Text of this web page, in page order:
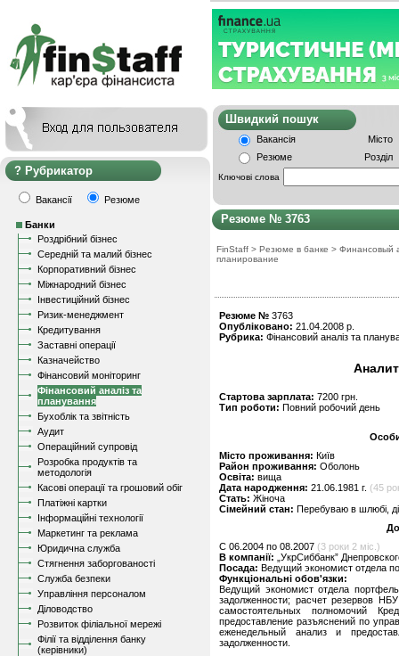
Рубрикатор
Вакансії Резюме
Банки
Роздрібний бізнес
Середній та малий бізнес
Корпоративний бізнес
Міжнародний бізнес
Інвестиційний бізнес
Ризик-менеджмент
Кредитування
Заставні операції
Казначейство
Фінансовий моніторинг
Фінансовий аналіз та
планування
Бухоблік та звітність
Аудит
Операційний супровід
Розробка продуктів та
методологія
Касові операції та грошовий обіг
Платіжні картки
Інформаційні технології
Маркетинг та реклама
Юридична служба
Стягнення заборгованості
Служба безпеки
Управління персоналом
Діловодство
Розвиток філіальної мережі
Філії та відділення банку
(керівники)
Швидкий
Вакансія
Місто
Резюме
Розділ
Ключові слова
Резюме № 3763
FinStaff > Резюме в банке > Финансовый
планирование
Резюме № 3763
Опубліковано: 21.04.2008 р.
Рубрика: Фінансовий аналіз та
Стартова зарплата: 7200 грн.
Тип роботи: Повний робочий день
Місто проживання: Київ
Район проживання: Оболонь
Освіта: вища
Дата народження: 21.06.1981 г. (45
Стать: Жіноча
Сімейний стан: Перебуваю в шлюбі,
C 06.2004 по 08.2007 (3 роки 2 міс.)
В компанії:
„УкрСиббанк”
Посада: Ведущий экономист отдела
Функціональні обов'язки:
Ведущий экономист отдела
задолженности; расчет резервов
самостоятельных полномочий
предоставление разъяснений по
еженедельный анализ и
задолженности.